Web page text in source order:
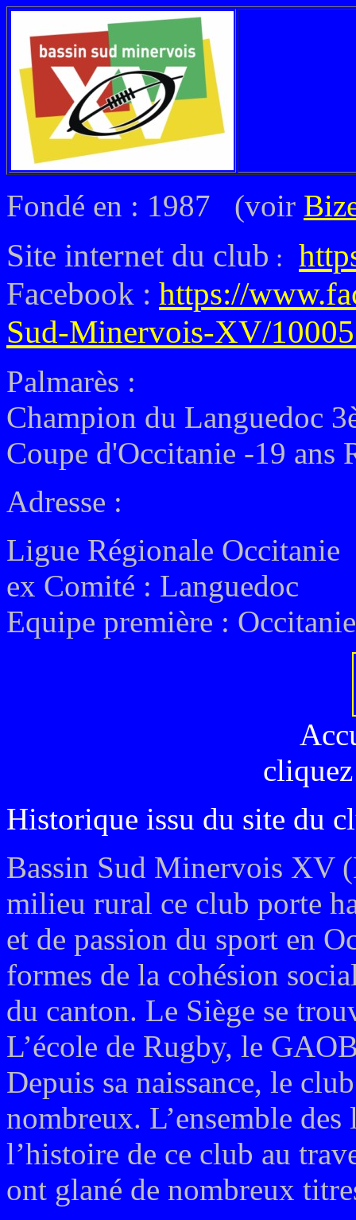
Fondé en : 1987 (voir
Site internet du club :
Facebook : https://
Sud-Minervois-XV/
Palmarès :
Champion du Languedoc
Coupe d'Occitanie -19 ans
Adresse :
Ligue Régionale Occitanie
ex Comité : Languedoc
Equipe première : Occitanie
Historique issu du site du
Bassin Sud Minervois XV
milieu rural ce club porte
et de passion du sport en
formes de la cohésion
du canton. Le Siège se
L’école de Rugby, le
Depuis sa naissance, le
nombreux. L’ensemble
l’histoire de ce club au
ont glané de nombreux